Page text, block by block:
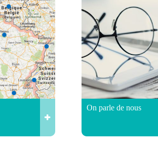
On parle de nous